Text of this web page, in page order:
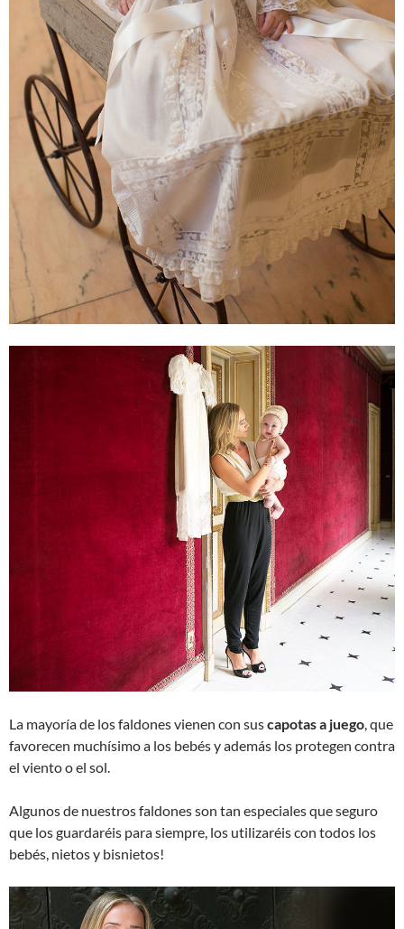
La mayoría de los faldones vienen con suscapotas a juego , que
favorecen muchísimo a los bebés y además los protegen contra
el viento o el sol.
Algunos de nuestros faldones son tan especiales que seguro
que los guardaréis para siempre, los utilizaréis con todos los
bebés, nietos y bisnietos!